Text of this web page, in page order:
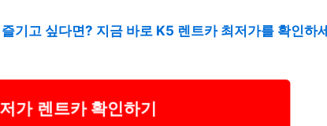
기고 싶다면? 지금 바로 K5 렌트카 최저가를 확인하세
가 렌트카 확인하기